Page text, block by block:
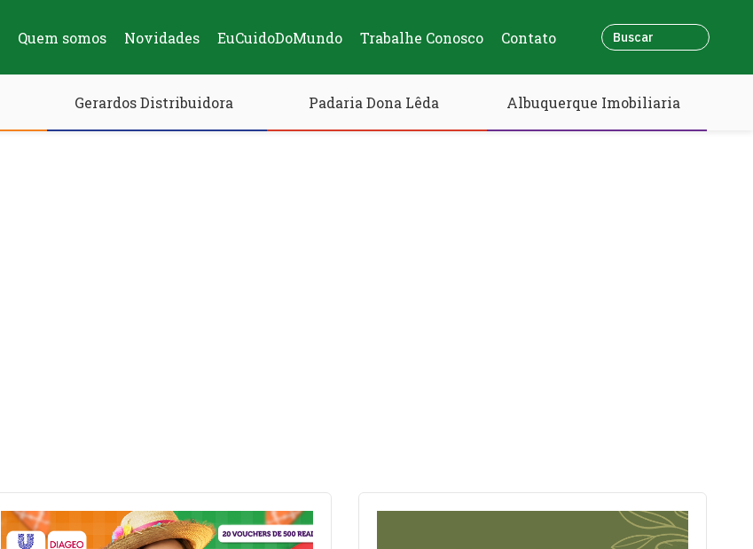
Quem somos Novidades EuCuidoDoMundo Trabalhe Conosco Contato
Gerardos Distribuidora Padaria Dona Lêda Albuquerque Imobiliaria